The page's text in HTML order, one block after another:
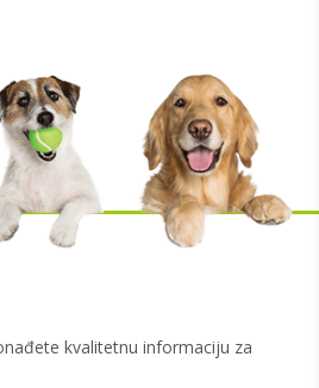
kvalitetnu informaciju za